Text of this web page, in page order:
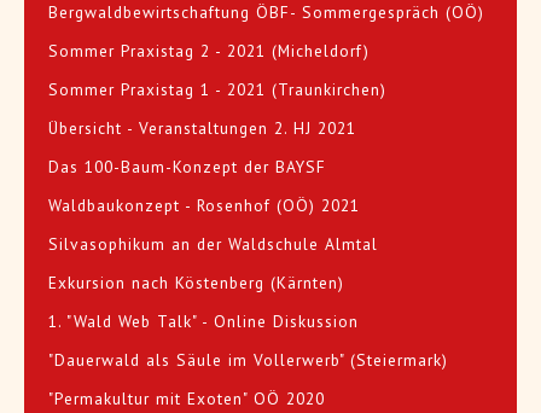
Bergwaldbewirtschaftung ÖBF- Sommergespräch (OÖ)
Sommer Praxistag 2 - 2021 (Micheldorf)
Sommer Praxistag 1 - 2021 (Traunkirchen)
Übersicht - Veranstaltungen 2. HJ 2021
Das 100-Baum-Konzept der BAYSF
Waldbaukonzept - Rosenhof (OÖ) 2021
Silvasophikum an der Waldschule Almtal
Exkursion nach Köstenberg (Kärnten)
1. "Wald Web Talk" - Online Diskussion
"Dauerwald als Säule im Vollerwerb" (Steiermark)
"Permakultur mit Exoten" OÖ 2020